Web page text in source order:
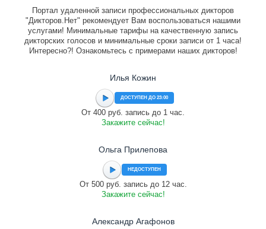
Портал удаленной записи профессиональных дикторов
"Дикторов.Нет" рекомендует Вам воспользоваться нашими
услугами! Минимальные тарифы на качественную запись
дикторских голосов и минимальные сроки записи от 1 часа!
Интересно?! Ознакомьтесь с примерами наших дикторов!
Илья Кожин
ДОСТУПЕН ДО 23:00
От 400 руб. запись до 1 час.
Закажите сейчас!
Ольга Прилепова
НЕДОСТУПЕН
От 500 руб. запись до 12 час.
Закажите сейчас!
Александр Агафонов